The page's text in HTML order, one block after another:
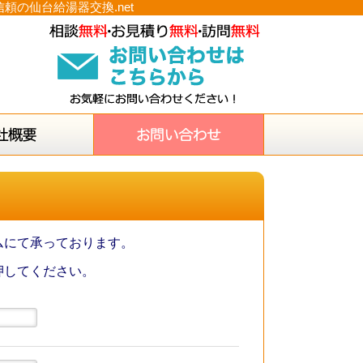
の仙台給湯器交換.net
て承っております。
てください。